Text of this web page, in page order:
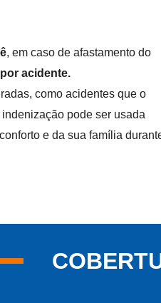
, em caso de afastamento do
acidente.
como acidentes que o
pode ser usada
e da sua família